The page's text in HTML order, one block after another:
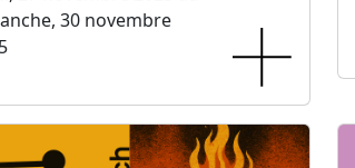
30 novembre